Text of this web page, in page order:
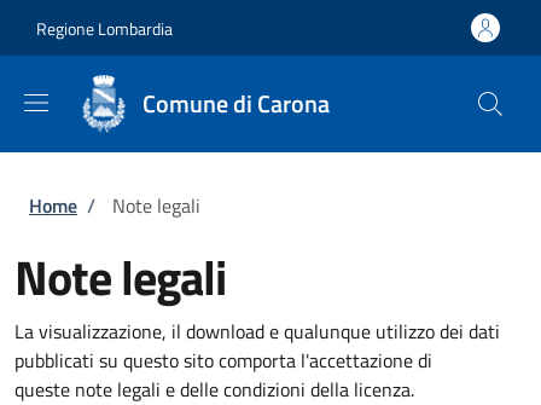
Regione Lombardia
Comune di Carona
Briciole di pane
Home / Note legali
Note legali
La visualizzazione, il download e qualunque utilizzo dei dati
pubblicati su questo sito comporta l'accettazione di
queste note legali e delle condizioni della licenza.